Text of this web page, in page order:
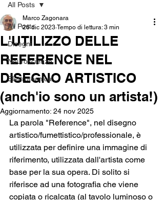
All Posts
Disegni
Neuroscienze
Elettrotecnica
All Posts
L'UTILIZZO DELLE
REFERENCE NEL
DISEGNO ARTISTICO
(anch'io sono un artista!)
Marco Zagonara
26 dic 2023 Tempo di lettura: 3 min
Aggiornamento: 24 nov 2025
La parola "Reference", nel disegno
artistico/fumettistico/professionale, è
utilizzata per definire una immagine di
riferimento, utilizzata dall'artista come
base per la sua opera. Di solito si
riferisce ad una fotografia che viene
copiata o ricalcata (al tavolo luminoso o